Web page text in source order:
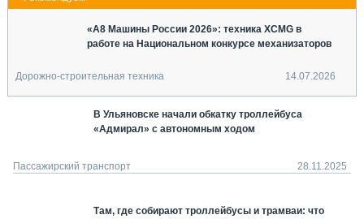
«А8 Машины России 2026»: техника XCMG в
работе на Национальном конкурсе механизаторов
Дорожно-строительная техника 14.07.2026
В Ульяновске начали обкатку троллейбуса
«Адмирал» с автономным ходом
Пассажирский транспорт 28.11.2025
Там, где собирают троллейбусы и трамваи: что